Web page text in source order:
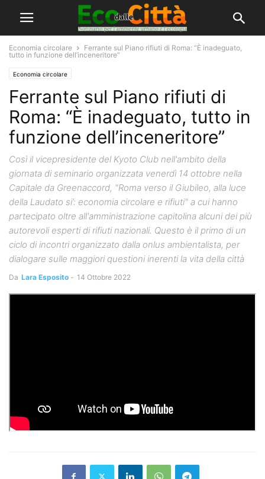
Economia circolare
Ferrante sul Piano rifiuti di Roma: “È inadeguato,
tutto in funzione dell’inceneritore”
Economia circolare
Ferrante sul Piano rifiuti di
Roma: “È inadeguato, tutto in
funzione dell’inceneritore”
Così il vicepresidente del Kyoto Club nell'ambito della
giornata di seminario organizzata venerdì 14 ottobre nella
Capitale da Greenaccord, "Roma verso il Giubileo, alla luce
della Laudato si’: economia circolare e rifiuti" a cui hanno
partecipato oltre all'amministrazione capitolina alcuni dei più
autorevoli esperti di rifiuti nazionali. Questo è il primo di un
ciclo di incontri organizzato dalla onlus ambientalista, per
dialogare sulle maggiori questioni inerenti la vita della città
Da Lara Esposito - 14 Ottobre 2022